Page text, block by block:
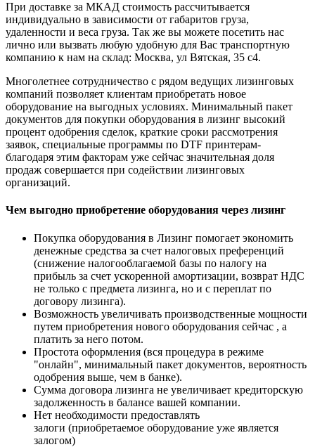
При доставке за МКАД стоимость рассчитывается
индивидуально в зависимости от габаритов груза,
удаленности и веса груза. Так же вы можете посетить нас
лично или вызвать любую удобную для Вас транспортную
компанию к нам на склад: Москва, ул Вятская, 35 c4.
Многолетнее сотрудничество с рядом ведущих лизинговых
компаний позволяет клиентам приобретать новое
оборудование на выгодных условиях. Минимальный пакет
документов для покупки оборудования в лизинг высокий
процент одобрения сделок, краткие сроки рассмотрения
заявок, специальные программы по DTF принтерам-
благодаря этим факторам уже сейчас значительная доля
продаж совершается при содействии лизинговых
организаций.
Чем выгодно приобретение оборудования через лизинг
Покупка оборудования в Лизинг помогает экономить
денежные средства за счет налоговых преференций
(снижение налогооблагаемой базы по налогу на
прибыль за счет ускоренной амортизации, возврат НДС
не только с предмета лизинга, но и с переплат по
договору лизинга).
Возможность увеличивать производственные мощности
путем приобретения нового оборудования сейчас , а
платить за него потом.
Простота оформления (вся процедура в режиме
"онлайн", минимальный пакет документов, вероятность
одобрения выше, чем в банке).
Сумма договора лизинга не увеличивает кредиторскую
задолженность в балансе вашей компании.
Нет необходимости предоставлять
залоги (приобретаемое оборудование уже является
залогом)